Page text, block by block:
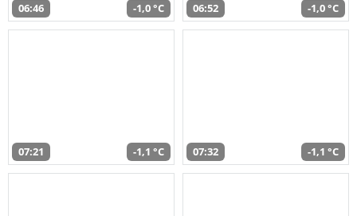
06:46 -1,0 °C 06:52 -1,0 °C
07:21 -1,1 °C 07:32 -1,1 °C